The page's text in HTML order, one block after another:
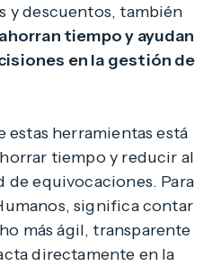
y descuentos, también
ahorran tiempo y ayudan
en la gestión de
estas herramientas está
tiempo y reducir al
equivocaciones. Para
significa contar
más ágil, transparente
directamente en la